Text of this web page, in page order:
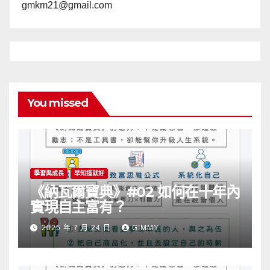
gmkm21@gmail.com
You missed
學習與成長 早知道就好
《納瓦爾寶典》#02 如何在十年內
實現自主富有？
2025 年 7 月 24 日 GIMMY